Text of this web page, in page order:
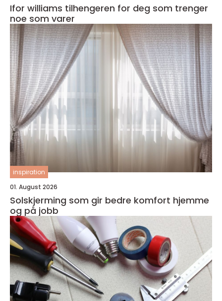
Ifor williams tilhengeren for deg som trenger
noe som varer
inspiration
01. August 2026
Solskjerming som gir bedre komfort hjemme
og på jobb